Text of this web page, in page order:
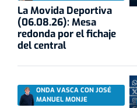
La Movida Deportiva
(06.08.26): Mesa
redonda por el fichaje
del central
ONDA VASCA CON JOSÉ
MANUEL MONJE